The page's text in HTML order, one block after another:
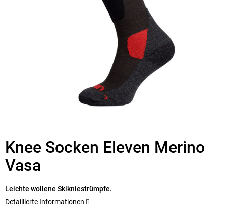
Knee Socken Eleven Merino
Vasa
Leichte wollene Skikniestrümpfe.
Detaillierte Informationen